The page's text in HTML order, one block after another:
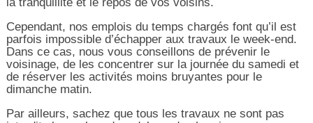
Cependant, nos emplois du temps chargés font qu’il est
parfois impossible d’échapper aux travaux le week-end.
Dans ce cas, nous vous conseillons de prévenir le
voisinage, de les concentrer sur la journée du samedi et
de réserver les activités moins bruyantes pour le
dimanche matin.
Par ailleurs, sachez que tous les travaux ne sont pas